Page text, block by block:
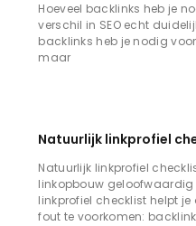
Hoeveel backlinks heb je
verschil in SEO echt
backlinks heb je nodig
maar
Natuurlijk linkprofiel
Natuurlijk linkprofiel
linkopbouw geloofwaardig
linkprofiel checklist helpt je
fout te voorkomen: